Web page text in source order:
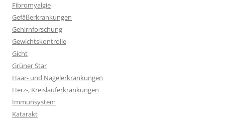
Fibromyalgie
Gefäßerkrankungen
Gehirnforschung
Gewichtskontrolle
Gicht
Grüner Star
Haar- und Nagelerkrankungen
Herz-, Kreislauferkrankungen
Immunsystem
Katarakt